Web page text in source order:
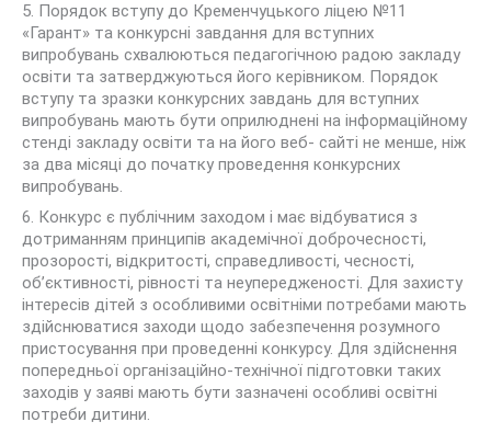
5. Порядок вступу до Кременчуцького ліцею №11
«Гарант» та конкурсні завдання для вступних
випробувань схвалюються педагогічною радою закладу
освіти та затверджуються його керівником. Порядок
вступу та зразки конкурсних завдань для вступних
випробувань мають бути оприлюднені на інформаційному
стенді закладу освіти та на його веб- сайті не менше, ніж
за два місяці до початку проведення конкурсних
випробувань.
6. Конкурс є публічним заходом і має відбуватися з
дотриманням принципів академічної доброчесності,
прозорості, відкритості, справедливості, чесності,
об’єктивності, рівності та неупередженості. Для захисту
інтересів дітей з особливими освітніми потребами мають
здійснюватися заходи щодо забезпечення розумного
пристосування при проведенні конкурсу. Для здійснення
попередньої організаційно-технічної підготовки таких
заходів у заяві мають бути зазначені особливі освітні
потреби дитини.